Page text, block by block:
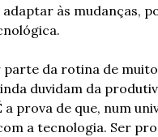
às mudanças,
da rotina de
duvidam da
prova de que, num
a tecnologia. Ser